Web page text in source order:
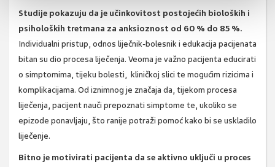
Studije pokazuju da je učinkovitost postojećih bioloških i
psiholoških tretmana za anksioznost od 60 % do 85 %.
Individualni pristup, odnos liječnik-bolesnik i edukacija pacijenata
bitan su dio procesa liječenja. Veoma je važno pacijenta educirati
o simptomima, tijeku bolesti, kliničkoj slici te mogućim rizicima i
komplikacijama. Od iznimnog je značaja da, tijekom procesa
liječenja, pacijent nauči prepoznati simptome te, ukoliko se
epizode ponavljaju, što ranije potraži pomoć kako bi se uskladilo
liječenje.
Bitno je motivirati pacijenta da se aktivno uključi u proces